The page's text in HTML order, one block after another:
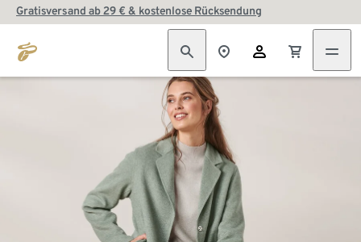
Gratisversand ab 29 € & kostenlose Rücksendung